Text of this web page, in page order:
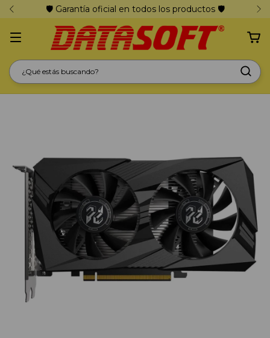
🛡️ Garantía oficial en todos los productos 🛡️